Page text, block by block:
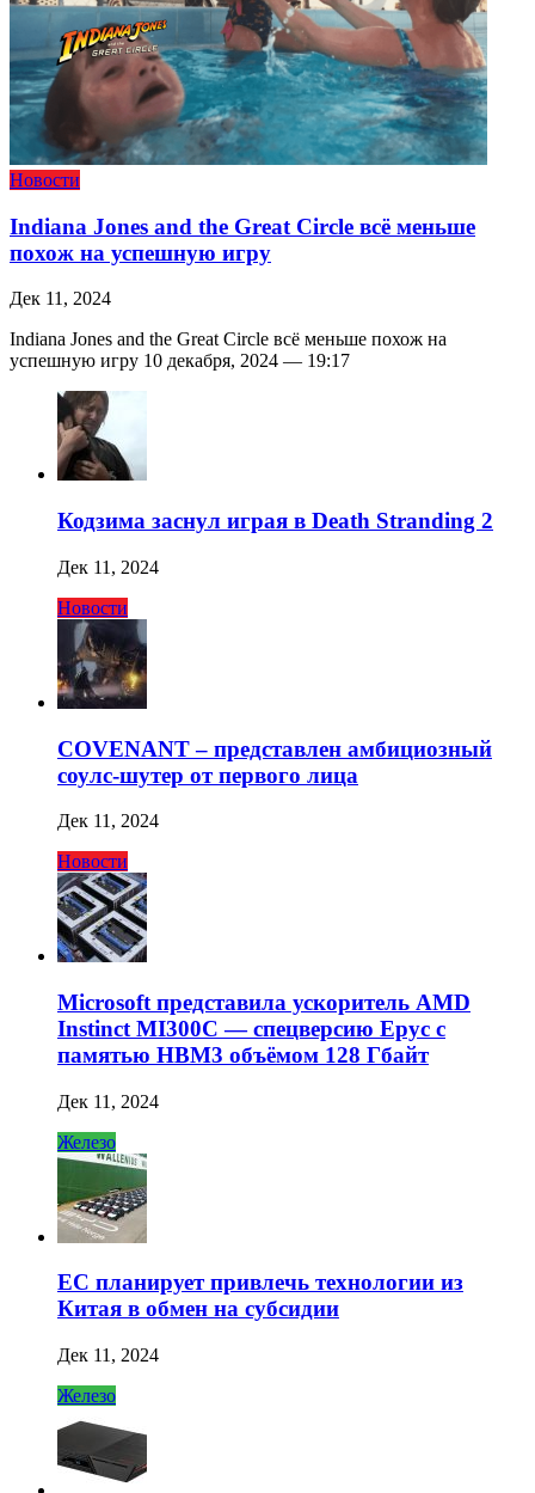
Новости
Indiana Jones and the Great Circle всё меньше
похож на успешную игру
Дек 11, 2024
Indiana Jones and the Great Circle всё меньше похож на
успешную игру 10 декабря, 2024 — 19:17
Кодзима заснул играя в Death Stranding 2
Дек 11, 2024
Новости
COVENANT – представлен амбициозный
соулс-шутер от первого лица
Дек 11, 2024
Новости
Microsoft представила ускоритель AMD
Instinct MI300C — спецверсию Epyc с
памятью HBM3 объёмом 128 Гбайт
Дек 11, 2024
Железо
ЕС планирует привлечь технологии из
Китая в обмен на субсидии
Дек 11, 2024
Железо